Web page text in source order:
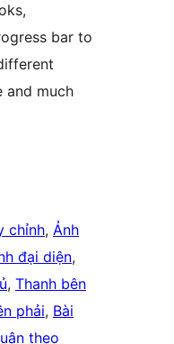
bar to
and much
chỉnh, Ảnh
đại diện
, Thanh bên
phải, Bài
theo